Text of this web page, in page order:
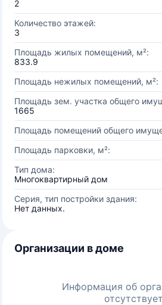
2
Количество этажей:
3
Площадь жилых помещений, м²:
833.9
Площадь нежилых помещений, м²:
Площадь зем. участка общего
1665
Площадь помещений общего
Площадь парковки, м²:
Тип дома:
Многоквартирный дом
Серия, тип постройки здания:
Нет данных.
Организации в доме
Информация об
отсутствует